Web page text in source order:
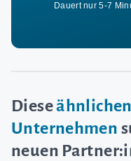
Dauert nur 5-7
Diese
Unternehmen
neuen